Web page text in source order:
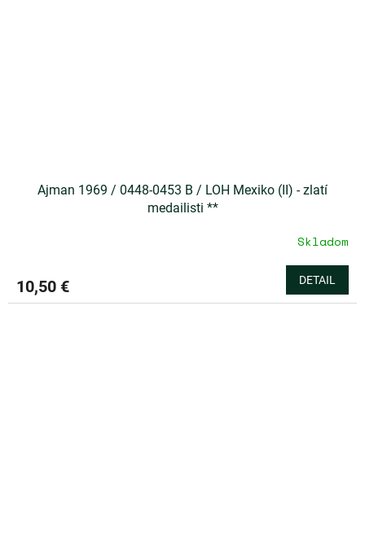
Ajman 1969 / 0448-0453 B / LOH Mexiko (II) - zlatí
medailisti **
Skladom
10,50 € DETAIL